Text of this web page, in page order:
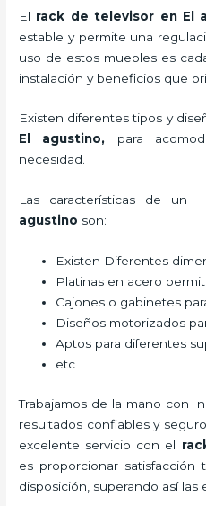
El rack de televisor en El
estable y permite una
uso de estos muebles es
instalación y beneficios que
Existen diferentes tipos y
El agustino, para
necesidad.
Las características de un
agustino son:
Existen Diferentes
Platinas en acero
Cajones o gabinetes
Diseños motorizados
Aptos para diferentes
etc
Trabajamos de la mano con
resultados confiables y
excelente servicio con el
es proporcionar satisfacción
disposición, superando así las